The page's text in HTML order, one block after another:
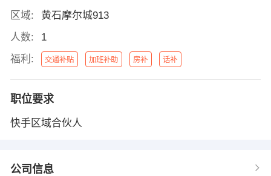
区域:
黄石摩尔城913
人数:
1
福利:
交通补贴 加班补助 房补 话补
职位要求
快手区域合伙人
公司信息